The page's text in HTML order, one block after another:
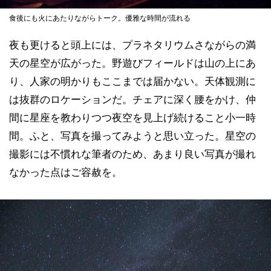
食後にも火にあたりながらトーク。優雅な時間が流れる
夜も更けると頭上には、プラネタリウムさながらの満
天の星空が広がった。野遊びフィールドは山の上にあ
り、人家の明かりもここまでは届かない。天体観測に
は抜群のロケーションだ。チェアに深く腰をかけ、仲
間に星座を教わりつつ夜空を見上げ続けること小一時
間。ふと、写真を撮ってみようと思い立った。星空の
撮影には不慣れな筆者のため、あまり良い写真が撮れ
なかった点はご容赦を。